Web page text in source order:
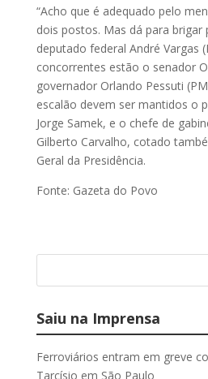
“Acho que é adequado pelo
dois postos. Mas dá para brigar
deputado federal André Var­gas
concorrentes estão o senador
governador Orlando Pessu­­ti
escalão devem ser mantidos o
Jorge Samek, e o chefe de
Gilberto Carvalho, cotado
Geral da Presidência.
Fonte: Gazeta do Povo
Saiu na Imprensa
Ferroviários entram em greve
Tarcísio em São Paulo